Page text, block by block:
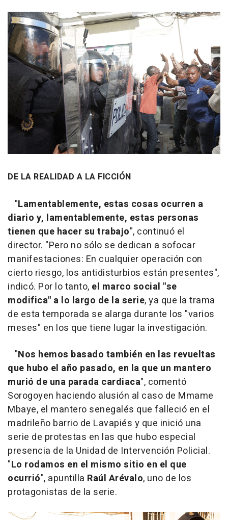
DE LA REALIDAD A LA FICCIÓN
"Lamentablemente, estas cosas ocurren a
diario y, lamentablemente, estas personas
tienen que hacer su trabajo", continuó el
director. "Pero no sólo se dedican a sofocar
manifestaciones: En cualquier operación con
cierto riesgo, los antidisturbios están presentes",
indicó. Por lo tanto, el marco social "se
modifica" a lo largo de la serie, ya que la trama
de esta temporada se alarga durante los "varios
meses" en los que tiene lugar la investigación.
"Nos hemos basado también en las revueltas
que hubo el año pasado, en la que un mantero
murió de una parada cardiaca", comentó
Sorogoyen haciendo alusión al caso de Mmame
Mbaye, el mantero senegalés que falleció en el
madrileño barrio de Lavapiés y que inició una
serie de protestas en las que hubo especial
presencia de la Unidad de Intervención Policial.
"Lo rodamos en el mismo sitio en el que
ocurrió", apuntilla Raúl Arévalo, uno de los
protagonistas de la serie.